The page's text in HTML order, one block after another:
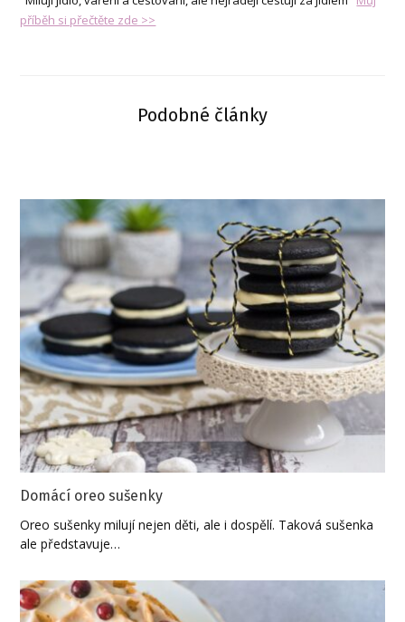
příběh si přečtěte zde >>
Podobné články
Domácí oreo sušenky
Oreo sušenky milují nejen děti, ale i dospělí. Taková sušenka
ale představuje…